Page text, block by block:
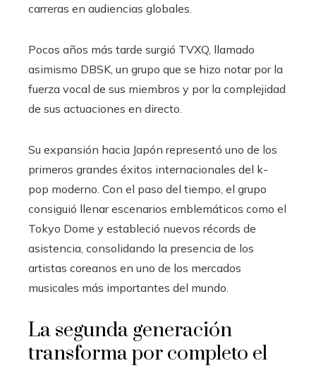
carreras en audiencias globales.
Pocos años más tarde surgió TVXQ, llamado
asimismo DBSK, un grupo que se hizo notar por la
fuerza vocal de sus miembros y por la complejidad
de sus actuaciones en directo.
Su expansión hacia Japón representó uno de los
primeros grandes éxitos internacionales del k-
pop moderno. Con el paso del tiempo, el grupo
consiguió llenar escenarios emblemáticos como el
Tokyo Dome y estableció nuevos récords de
asistencia, consolidando la presencia de los
artistas coreanos en uno de los mercados
musicales más importantes del mundo.
La segunda generación
transforma por completo el